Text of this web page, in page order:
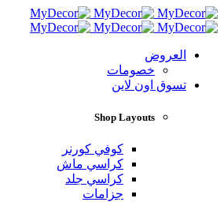
العروض
خصومات
تسوق اون لاين
Shop Layouts
كوفي كورنر
كراسي ماش
كراسي جلد
جزامات